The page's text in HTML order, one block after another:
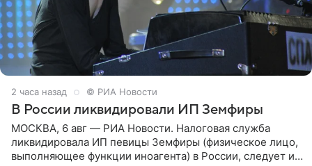
2 часа назад © РИА Новости
В России ликвидировали ИП Земфиры
МОСКВА, 6 авг — РИА Новости. Налоговая служба
ликвидировала ИП певицы Земфиры (физическое лицо,
выполняющее функции иноагента) в России, следует из